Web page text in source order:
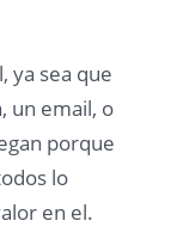
ya sea que
un email, o
porque
lo
en el.